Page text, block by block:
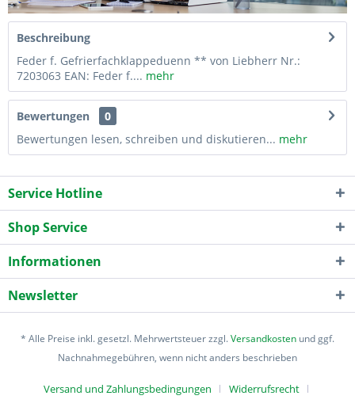
Beschreibung
Feder f. Gefrierfachklappeduenn ** von Liebherr Nr.:
7203063 EAN: Feder f.... mehr
Bewertungen
0
Bewertungen lesen, schreiben und diskutieren... mehr
Service Hotline
Shop Service
Informationen
Newsletter
* Alle Preise inkl. gesetzl. Mehrwertsteuer zzgl.Versandkosten und ggf.
Nachnahmegebühren, wenn nicht anders beschrieben
Versand und Zahlungsbedingungen Widerrufsrecht